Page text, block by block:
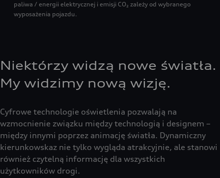
paliwa / energii elektrycznej i emisji CO₂ zależy od wybranego
wyposażenia pojazdu.
Niektórzy widzą nowe światła.
My widzimy nową wizję.
Cyfrowe technologie oświetlenia pozwalają na
wzmocnienie związku między technologią i designem –
między innymi poprzez animację światła. Dynamiczny
kierunkowskaz nie tylko wygląda atrakcyjnie, ale stanowi
również czytelną informację dla wszystkich
użytkowników drogi.